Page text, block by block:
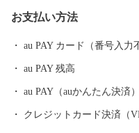
行きたい、住みたい、住み
えしたく、お礼の品をご準
金は、市に対する思い、寄
の魅力あるまちづくりに大
お支払い方法
au PAY カード（番号入力
au PAY 残高
au PAY（auかんたん決済
クレジットカード決済（